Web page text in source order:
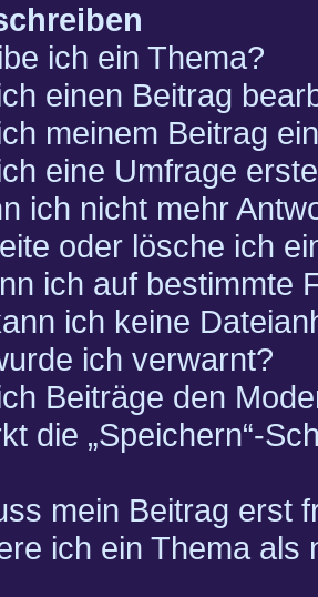
ich ein Thema?
einen Beitrag
meinem Beitrag
eine Umfrage
ich nicht mehr
oder lösche ich
ich auf bestimmte
ich keine
ich verwarnt?
Beiträge den
die „Speichern“-
mein Beitrag erst
ich ein Thema als